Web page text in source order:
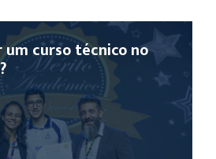
curso técnico no